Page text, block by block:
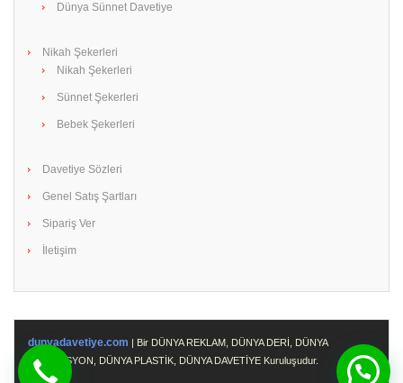
Dünya Sünnet Davetiye
Nikah Şekerleri
Nikah Şekerleri
Sünnet Şekerleri
Bebek Şekerleri
Davetiye Sözleri
Genel Satış Şartları
Sipariş Ver
İletişim
dunyadavetiye.com | Bir DÜNYA REKLAM, DÜNYA DERİ, DÜNYA
PROMOSYON, DÜNYA PLASTİK, DÜNYA DAVETİYE Kuruluşudur.